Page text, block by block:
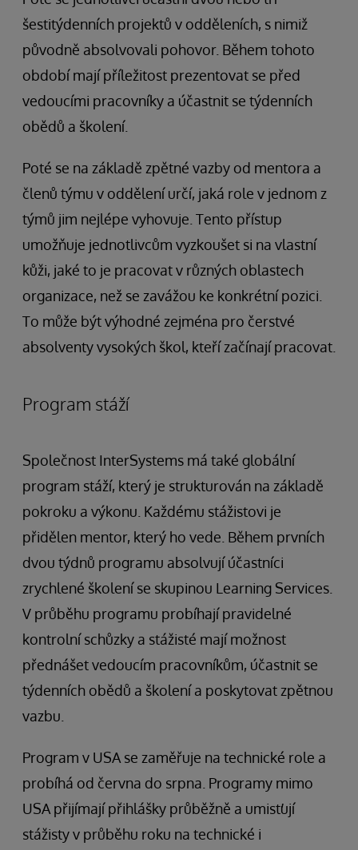
šestitýdenních projektů v odděleních, s nimiž
původně absolvovali pohovor. Během tohoto
období mají příležitost prezentovat se před
vedoucími pracovníky a účastnit se týdenních
obědů a školení.
Poté se na základě zpětné vazby od mentora a
členů týmu v oddělení určí, jaká role v jednom z
týmů jim nejlépe vyhovuje. Tento přístup
umožňuje jednotlivcům vyzkoušet si na vlastní
kůži, jaké to je pracovat v různých oblastech
organizace, než se zavážou ke konkrétní pozici.
To může být výhodné zejména pro čerstvé
absolventy vysokých škol, kteří začínají pracovat.
Program stáží
Společnost InterSystems má také globální
program stáží, který je strukturován na základě
pokroku a výkonu. Každému stážistovi je
přidělen mentor, který ho vede. Během prvních
dvou týdnů programu absolvují účastníci
zrychlené školení se skupinou Learning Services.
V průběhu programu probíhají pravidelné
kontrolní schůzky a stážisté mají možnost
přednášet vedoucím pracovníkům, účastnit se
týdenních obědů a školení a poskytovat zpětnou
vazbu.
Program v USA se zaměřuje na technické role a
probíhá od června do srpna. Programy mimo
USA přijímají přihlášky průběžně a umisťují
stážisty v průběhu roku na technické i